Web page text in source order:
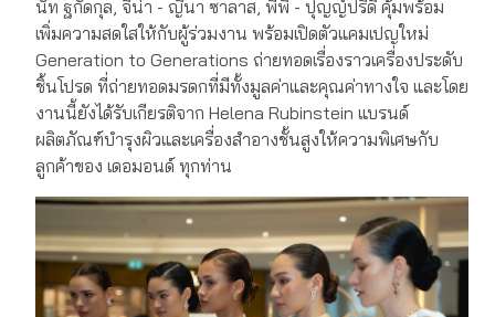
นัท ฐกัดกุล, จีน่า - ญีนา ซาลาส, พีพี - ปุญญ์ปรีดี คุ้มพร้อม
เพิ่มความสดใสให้กับผู้ร่วมงาน พร้อมเปิดตัวแคมเปญใหม่
Generation to Generations ถ่ายทอดเรื่องราวเครื่องประดับ
ชิ้นโปรด ที่ถ่ายทอดมรดกที่มีทั้งมูลค่าและคุณค่าทางใจ และโดย
งานนี้ยังได้รับเกียรติจาก Helena Rubinstein แบรนด์
ผลิตภัณฑ์บำรุงผิวและเครื่องสำอางชั้นสูงให้ความพิเศษกับ
ลูกค้าของ เดอมอนด์ ทุกท่าน